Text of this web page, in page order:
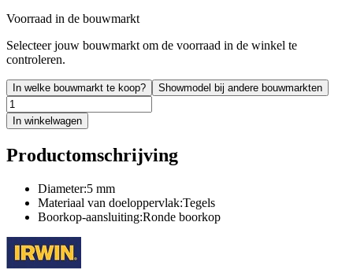
Voorraad in de bouwmarkt
Selecteer jouw bouwmarkt om de voorraad in de winkel te
controleren.
In welke bouwmarkt te koop? Showmodel bij andere bouwmarkten
In winkelwagen
Productomschrijving
Diameter:5 mm
Materiaal van doeloppervlak:Tegels
Boorkop-aansluiting:Ronde boorkop